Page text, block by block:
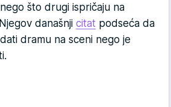
što drugi ispričaju na
današnji citat podseća da
dramu na sceni nego je